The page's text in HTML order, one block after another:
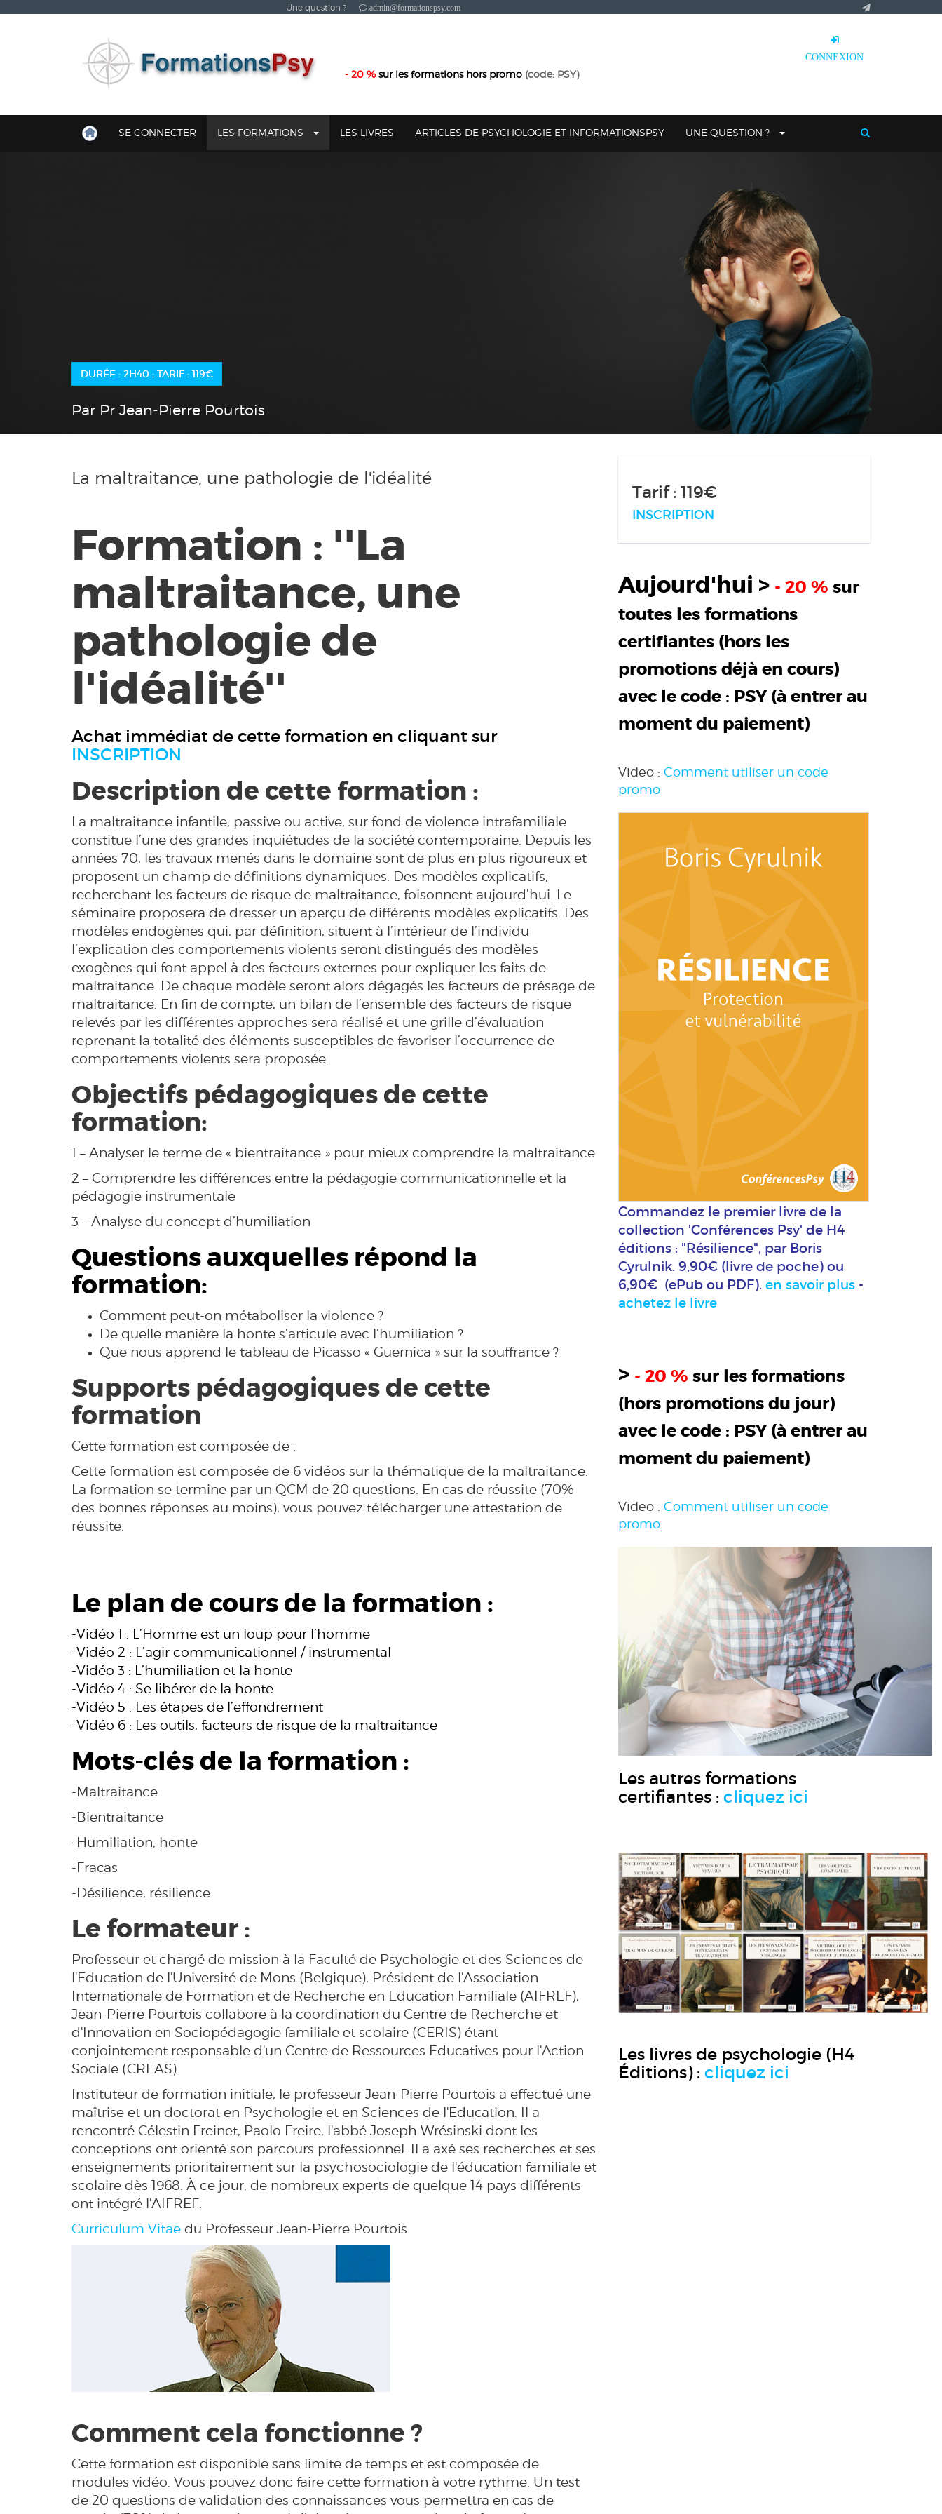
Une question ? admin@formationspsy.com
CONNEXION
- 20 %sur les formations hors promo (code: PSY)
SE CONNECTER LES FORMATIONS LES LIVRES ARTICLES DE PSYCHOLOGIE ET INFORMATIONSPSY UNE QUESTION ?
DURÉE : 2H40 ; TARIF : 119€
Par Pr Jean-Pierre Pourtois
La maltraitance, une pathologie de l'idéalité
Formation : ''La
maltraitance, une
pathologie de
l'idéalité''
Achat immédiat de cette formation en cliquant sur
INSCRIPTION
Description de cette formation :
La maltraitance infantile, passive ou active, sur fond de violence intrafamiliale
constitue l’une des grandes inquiétudes de la société contemporaine. Depuis les
années 70, les travaux menés dans le domaine sont de plus en plus rigoureux et
proposent un champ de définitions dynamiques. Des modèles explicatifs,
recherchant les facteurs de risque de maltraitance, foisonnent aujourd’hui. Le
séminaire proposera de dresser un aperçu de différents modèles explicatifs. Des
modèles endogènes qui, par définition, situent à l’intérieur de l’individu
l’explication des comportements violents seront distingués des modèles
exogènes qui font appel à des facteurs externes pour expliquer les faits de
maltraitance. De chaque modèle seront alors dégagés les facteurs de présage de
maltraitance. En fin de compte, un bilan de l’ensemble des facteurs de risque
relevés par les différentes approches sera réalisé et une grille d’évaluation
reprenant la totalité des éléments susceptibles de favoriser l’occurrence de
comportements violents sera proposée.
Objectifs pédagogiques de cette
formation:
1 – Analyser le terme de « bientraitance » pour mieux comprendre la maltraitance
2 – Comprendre les différences entre la pédagogie communicationnelle et la
pédagogie instrumentale
3 – Analyse du concept d’humiliation
Questions auxquelles répond la
formation:
Comment peut-on métaboliser la violence ?
De quelle manière la honte s’articule avec l’humiliation ?
Que nous apprend le tableau de Picasso « Guernica » sur la souffrance ?
Supports pédagogiques de cette
formation
Cette formation est composée de :
Cette formation est composée de 6 vidéos sur la thématique de la maltraitance.
La formation se termine par un QCM de 20 questions. En cas de réussite (70%
des bonnes réponses au moins), vous pouvez télécharger une attestation de
réussite.
Le plan de cours de la formation :
-Vidéo 1 : L’Homme est un loup pour l’homme
-Vidéo 2 : L’agir communicationnel / instrumental
-Vidéo 3 : L’humiliation et la honte
-Vidéo 4 : Se libérer de la honte
-Vidéo 5 : Les étapes de l’effondrement
-Vidéo 6 : Les outils, facteurs de risque de la maltraitance
Mots-clés de la formation :
-Maltraitance
-Bientraitance
-Humiliation, honte
-Fracas
-Désilience, résilience
Le formateur :
Professeur et chargé de mission à la Faculté de Psychologie et des Sciences de
l'Education de l'Université de Mons (Belgique), Président de l'Association
Internationale de Formation et de Recherche en Education Familiale (AIFREF),
Jean-Pierre Pourtois collabore à la coordination du Centre de Recherche et
d'Innovation en Sociopédagogie familiale et scolaire (CERIS) étant
conjointement responsable d'un Centre de Ressources Educatives pour l'Action
Sociale (CREAS).
Instituteur de formation initiale, le professeur Jean-Pierre Pourtois a effectué une
maîtrise et un doctorat en Psychologie et en Sciences de l'Education. Il a
rencontré Célestin Freinet, Paolo Freire, l'abbé Joseph Wrésinski dont les
conceptions ont orienté son parcours professionnel. Il a axé ses recherches et ses
enseignements prioritairement sur la psychosociologie de l'éducation familiale et
scolaire dès 1968. À ce jour, de nombreux experts de quelque 14 pays différents
ont intégré l'AIFREF.
Curriculum Vitae du Professeur Jean-Pierre Pourtois
Comment cela fonctionne ?
Cette formation est disponible sans limite de temps et est composée de
modules vidéo. Vous pouvez donc faire cette formation à votre rythme. Un test
de 20 questions de validation des connaissances vous permettra en cas de
Tarif : 119€
INSCRIPTION
Aujourd'hui > - 20 % sur
toutes les formations
certifiantes (hors les
promotions déjà en cours)
avec le code : PSY(à entrer au
moment du paiement)
Video : Comment utiliser un code
promo
Commandez le premier livre de la
collection 'Conférences Psy' de H4
éditions : "Résilience", par Boris
Cyrulnik. 9,90€ (livre de poche) ou
6,90€ (ePub ou PDF). en savoir plus -
achetez le livre
> - 20 % sur les formations
(hors promotions du jour)
avec le code : PSY(à entrer au
moment du paiement)
Video : Comment utiliser un code
promo
Les autres formations
certifiantes : cliquez ici
Les livres de psychologie (H4
Éditions) : cliquez ici